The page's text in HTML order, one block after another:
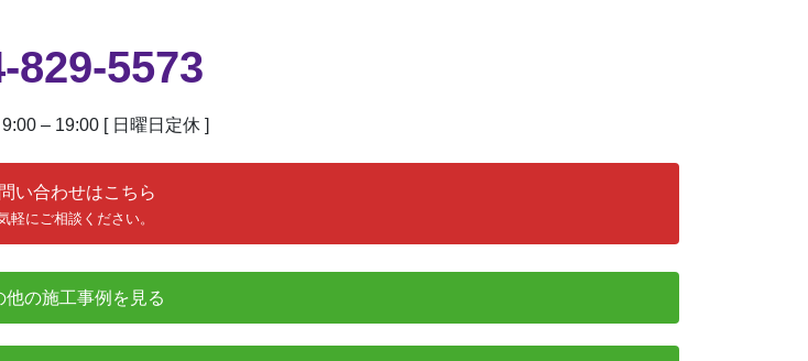
829-5573
– 19:00 [ 日曜日定休 ]
い合わせはこちら
軽にご相談ください。
他の施工事例を見る